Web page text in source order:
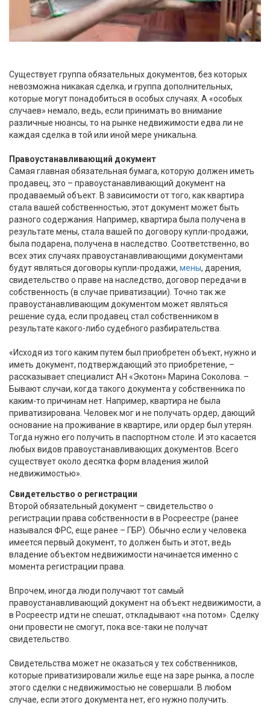
Существует группа обязательных документов, без которых
невозможна никакая сделка, и группа дополнительных,
которые могут понадобиться в особых случаях. А «особых
случаев» немало, ведь, если принимать во внимание
различные нюансы, то на рынке недвижимости едва ли не
каждая сделка в той или иной мере уникальна.
Правоустанавливающий документ
Самая главная обязательная бумага, которую должен иметь
продавец, это – правоустанавливающий документ на
продаваемый объект. В зависимости от того, как квартира
стала вашей собственностью, этот документ может быть
разного содержания. Например, квартира была получена в
результате мены, стала вашей по договору купли-продажи,
была подарена, получена в наследство. Соответственно, во
всех этих случаях правоустанавливающими документами
будут являться договоры купли-продажи, мены, дарения,
свидетельство о праве на наследство, договор передачи в
собственность (в случае приватизации). Точно так же
правоустанавливающим документом может являться
решение суда, если продавец стал собственником в
результате какого-либо судебного разбирательства.
«Исходя из того каким путем был приобретен объект, нужно и
иметь документ, подтверждающий это приобретение, –
рассказывает специалист АН «Экотон» Марина Соколова. –
Бывают случаи, когда такого документа у собственника по
каким-то причинам нет. Например, квартира не была
приватизирована. Человек мог и не получать ордер, дающий
основание на проживание в квартире, или ордер был утерян.
Тогда нужно его получить в паспортном столе. И это касается
любых видов правоустанавливающих документов. Всего
существует около десятка форм владения жилой
недвижимостью».
Свидетельство о регистрации
Второй обязательный документ – свидетельство о
регистрации права собственности в в Росреестре (ранее
назывался ФРС, еще ранее – ГБР). Обычно если у человека
имеется первый документ, то должен быть и этот, ведь
владение объектом недвижимости начинается именно с
момента регистрации права.
Впрочем, иногда люди получают тот самый
правоустанавливающий документ на объект недвижимости, а
в Росреестр идти не спешат, откладывают «на потом». Сделку
они провести не смогут, пока все-таки не получат
свидетельство.
Свидетельства может не оказаться у тех собственников,
которые приватизировали жилье еще на заре рынка, а после
этого сделки с недвижимостью не совершали. В любом
случае, если этого документа нет, его нужно получить.